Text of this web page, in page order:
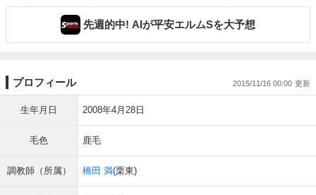
先週的中! AIが平安エルムSを大予想
プロフィール 2015/11/16 00:00
生年月日 2008年4月28日
毛色 鹿毛
調教師（所属） 橋田 満(栗東)